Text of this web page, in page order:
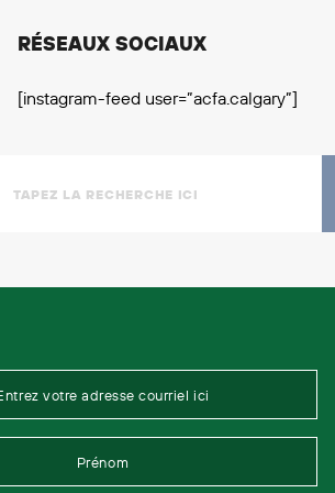
RÉSEAUX SOCIAUX
[instagram-feed user=”acfa.calgary”]